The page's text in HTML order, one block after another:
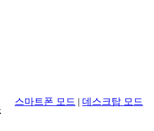
스마트폰 모드 | 데스크탑 모드